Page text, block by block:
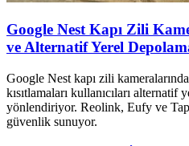
Google Nest Kapı Zili
ve Alternatif Yerel
Google Nest kapı zili
kısıtlamaları kullanıcıları
yönlendiriyor. Reolink, Eufy ve
güvenlik sunuyor.